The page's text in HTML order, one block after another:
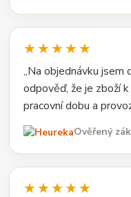
★★★★★
„Na objednávku
odpověď, že je zboží
pracovní dobu a
Ověřený
★★★★★